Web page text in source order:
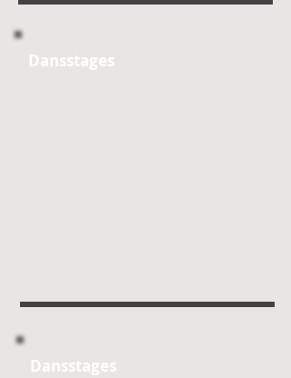
Dansstages​
Dansstages​